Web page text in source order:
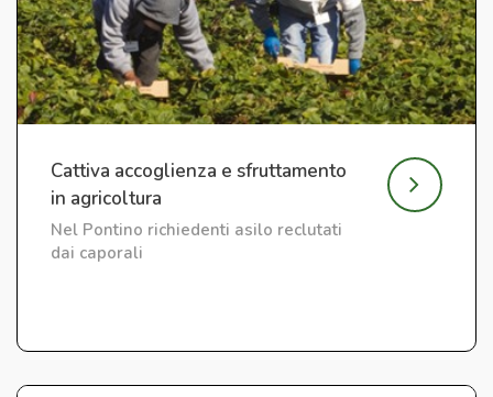
Cattiva accoglienza e sfruttamento
in agricoltura
Nel Pontino richiedenti asilo reclutati
dai caporali